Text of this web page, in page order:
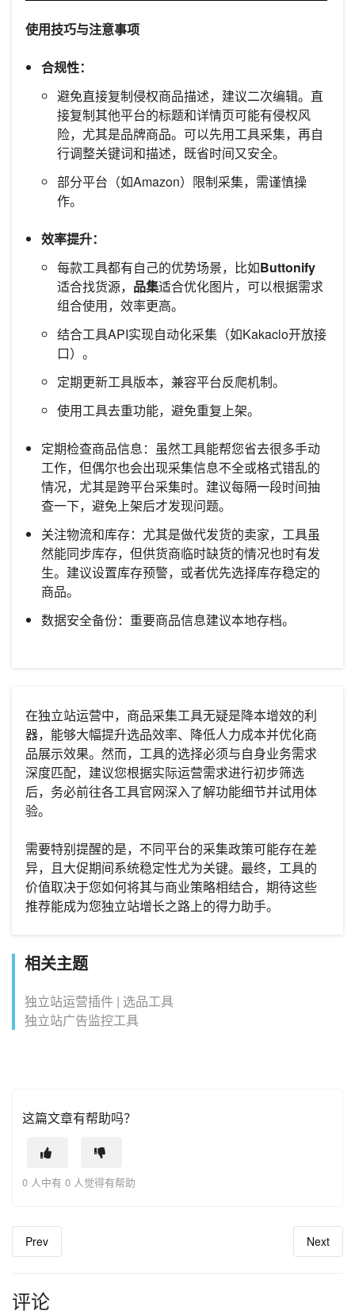
使用技巧与注意事项
合规性：
避免直接复制侵权商品描述，建议二次编辑。直
接复制其他平台的标题和详情页可能有侵权风
险，尤其是品牌商品。可以先用工具采集，再自
行调整关键词和描述，既省时间又安全。
部分平台（如Amazon）限制采集，需谨慎操
作。
效率提升：
每款工具都有自己的优势场景，比如Buttonify
适合找货源， 品集适合优化图片，可以根据需求
组合使用，效率更高。
结合工具API实现自动化采集（如Kakaclo开放接
口）。
定期更新工具版本，兼容平台反爬机制。
使用工具去重功能，避免重复上架。
定期检查商品信息：虽然工具能帮您省去很多手动
工作，但偶尔也会出现采集信息不全或格式错乱的
情况，尤其是跨平台采集时。建议每隔一段时间抽
查一下，避免上架后才发现问题。
关注物流和库存：尤其是做代发货的卖家，工具虽
然能同步库存，但供货商临时缺货的情况也时有发
生。建议设置库存预警，或者优先选择库存稳定的
商品。
数据安全备份：重要商品信息建议本地存档。
在独立站运营中，商品采集工具无疑是降本增效的利
器，能够大幅提升选品效率、降低人力成本并优化商
品展示效果。然而，工具的选择必须与自身业务需求
深度匹配，建议您根据实际运营需求进行初步筛选
后，务必前往各工具官网深入了解功能细节并试用体
验。
需要特别提醒的是，不同平台的采集政策可能存在差
异，且大促期间系统稳定性尤为关键。最终，工具的
价值取决于您如何将其与商业策略相结合，期待这些
推荐能成为您独立站增长之路上的得力助手。
相关主题
独立站运营插件 | 选品工具
独立站广告监控工具
这篇文章有帮助吗？
0 人中有 0 人觉得有帮助
Prev Next
评论